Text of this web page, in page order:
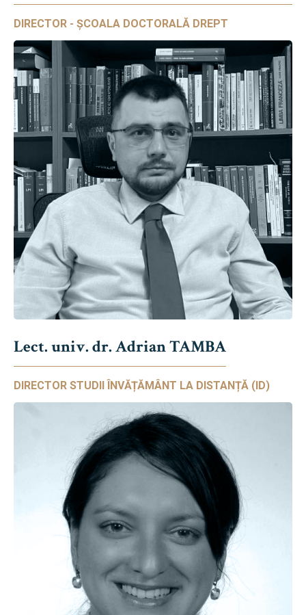
DIRECTOR - ȘCOALA DOCTORALĂ DREPT
Lect. univ. dr. Adrian TAMBA
DIRECTOR STUDII ÎNVĂȚĂMÂNT LA DISTANȚĂ (ID)